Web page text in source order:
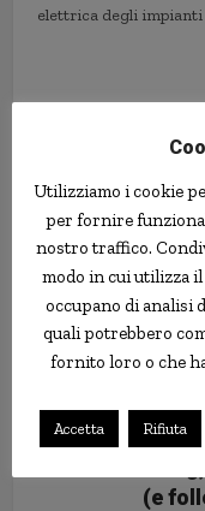
elettrica degli impianti
giappone
(e
Utilizziamo i cookie
per fornire
nostro traffico.
modo in cui utilizza
occupano di analisi
quali potrebbero
fornito loro o che
Accetta Rifiuta